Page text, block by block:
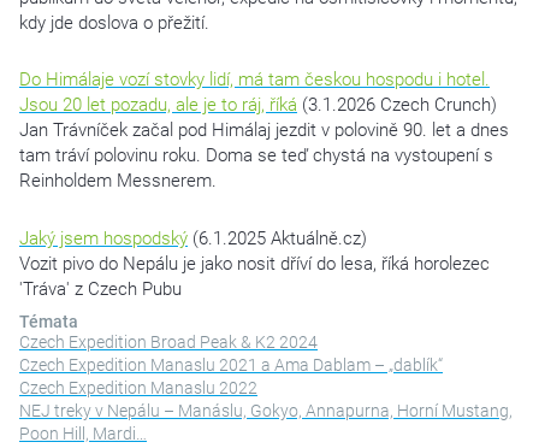
kdy jde doslova o přežití.
Do Himálaje vozí stovky lidí, má tam českou hospodu i hotel.
Jsou 20 let pozadu, ale je to ráj, říká (3.1.2026 Czech Crunch)
Jan Trávníček začal pod Himálaj jezdit v polovině 90. let a dnes
tam tráví polovinu roku. Doma se teď chystá na vystoupení s
Reinholdem Messnerem.
Jaký jsem hospodský (6.1.2025 Aktuálně.cz)
Vozit pivo do Nepálu je jako nosit dříví do lesa, říká horolezec
'Tráva' z Czech Pubu
Témata
Czech Expedition Broad Peak & K2 2024
Czech Expedition Manaslu 2021 a Ama Dablam – „dablík“
Czech Expedition Manaslu 2022
NEJ treky v Nepálu – Manáslu, Gokyo, Annapurna, Horní Mustang,
Poon Hill, Mardi…